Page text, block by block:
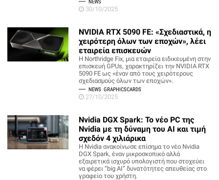
NEWS
30/10/2025
NVIDIA RTX 5090 FE: «Σχεδιαστικά, η
χειρότερη όλων των εποχών», λέει
εταιρεία επισκευών
Η Northridge Fix, μια εταιρεία ειδικευμένη στην
επισκευή GPUs, χαρακτηρίζει την NVIDIA RTX
5090 FE ως «έναν από τους χειρότερους
σχεδιασμούς όλων των εποχών».
NEWS GRAPHICSCARDS
27/10/2025
Nvidia DGX Spark: Το νέο PC της
Nvidia με τη δύναμη του ΑΙ και τιμή
σχεδόν 4 χιλιάρικα
Η Nvidia ανακοίνωσε επίσημα το νέο Nvidia
DGX Spark, έναν μικροσκοπικό αλλά
εξαιρετικά ισχυρό υπολογιστή που στοχεύει
να φέρει “big AI” δυνατότητες απευθείας στο
γραφείο του χρήστη.